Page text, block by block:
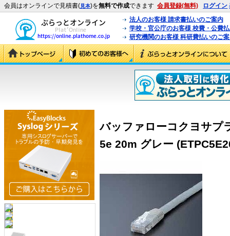
会員はオンラインで見積書(見本)を無料で作成できます 会員登録(無料) ログイン
法人のお客様 請求書払いのご案内
学校・官公庁のお客様 校費・公費
研究機関のお客様 科研費払いのご
バッファローコクヨサプ
5e 20m グレー